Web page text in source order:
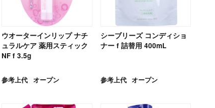
ウオーターインリップ ナチ
ュラルケア 薬用スティック
NF f 3.5g
参考上代 オープン
シーブリーズ コンディショ
ナー f 詰替用 400mL
参考上代 オープン